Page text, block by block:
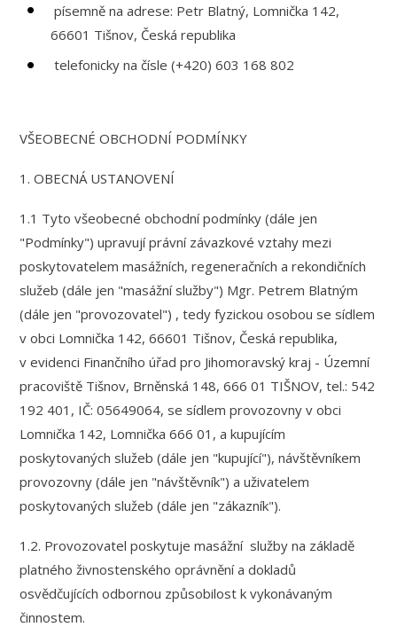
písemně na adrese: Petr Blatný, Lomnička 142,
66601 Tišnov, Česká republika
telefonicky na čísle (+420) 603 168 802
VŠEOBECNÉ OBCHODNÍ PODMÍNKY
1. OBECNÁ USTANOVENÍ
1.1 Tyto všeobecné obchodní podmínky (dále jen
"Podmínky") upravují právní závazkové vztahy mezi
poskytovatelem masážních, regeneračních a rekondičních
služeb (dále jen "masážní služby") Mgr. Petrem Blatným
(dále jen "provozovatel") , tedy fyzickou osobou se sídlem
v obci Lomnička 142, 66601 Tišnov, Česká republika,
v evidenci Finančního úřad pro Jihomoravský kraj - Územní
pracoviště Tišnov, Brněnská 148, 666 01 TIŠNOV, tel.: 542
192 401, IČ: 05649064, se sídlem provozovny v obci
Lomnička 142, Lomnička 666 01, a kupujícím
poskytovaných služeb (dále jen "kupující"), návštěvníkem
provozovny (dále jen "návštěvník") a uživatelem
poskytovaných služeb (dále jen "zákazník").
1.2. Provozovatel poskytuje masážní služby na základě
platného živnostenského oprávnění a dokladů
osvědčujících odbornou způsobilost k vykonávaným
činnostem.